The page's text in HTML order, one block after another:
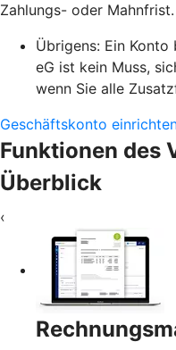
Zahlungs- oder Mahnfrist.
Übrigens: Ein
eG ist kein Muss,
wenn Sie alle
Geschäftskonto
Funktionen des
Überblick
‹